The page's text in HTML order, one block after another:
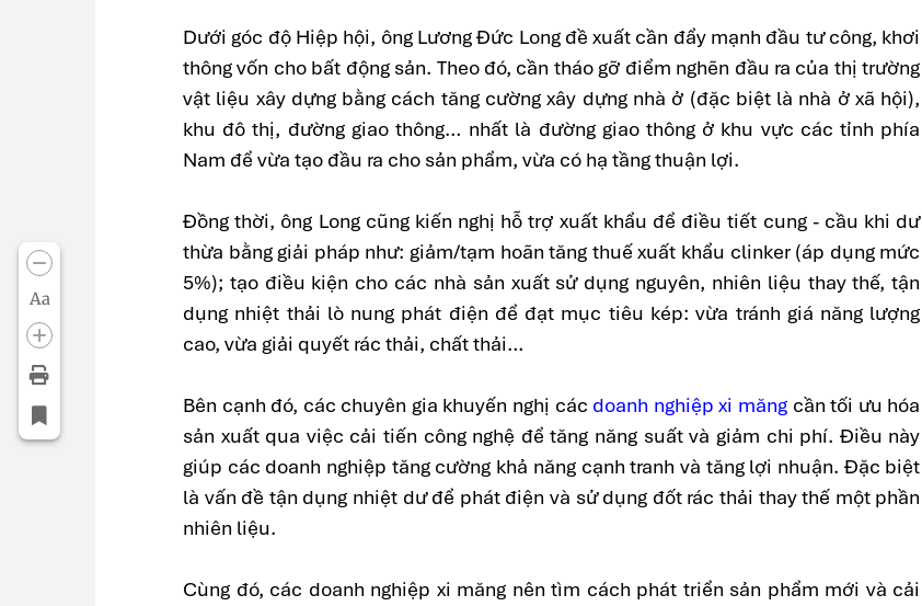
Aa
Dưới góc độ Hiệp hội, ông Lương Đức Long đề xuất cần đẩy mạnh đầu tư công, khơi
thông vốn cho bất động sản. Theo đó, cần tháo gỡ điểm nghẽn đầu ra của thị trường
vật liệu xây dựng bằng cách tăng cường xây dựng nhà ở (đặc biệt là nhà ở xã hội),
khu đô thị, đường giao thông… nhất là đường giao thông ở khu vực các tỉnh phía
Nam để vừa tạo đầu ra cho sản phẩm, vừa có hạ tầng thuận lợi.
Đồng thời, ông Long cũng kiến nghị hỗ trợ xuất khẩu để điều tiết cung - cầu khi dư
thừa bằng giải pháp như: giảm/tạm hoãn tăng thuế xuất khẩu clinker (áp dụng mức
5%); tạo điều kiện cho các nhà sản xuất sử dụng nguyên, nhiên liệu thay thế, tận
dụng nhiệt thải lò nung phát điện để đạt mục tiêu kép: vừa tránh giá năng lượng
cao, vừa giải quyết rác thải, chất thải…
Bên cạnh đó, các chuyên gia khuyến nghị các doanh nghiệp xi măng cần tối ưu hóa
sản xuất qua việc cải tiến công nghệ để tăng năng suất và giảm chi phí. Điều này
giúp các doanh nghiệp tăng cường khả năng cạnh tranh và tăng lợi nhuận. Đặc biệt
là vấn đề tận dụng nhiệt dư để phát điện và sử dụng đốt rác thải thay thế một phần
nhiên liệu.
Cùng đó, các doanh nghiệp xi măng nên tìm cách phát triển sản phẩm mới và cải